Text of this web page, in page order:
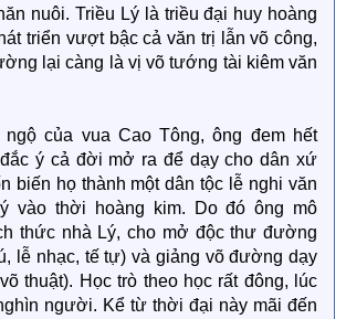
nuôi. Triều Lý là triều đại huy hoàng
triển vượt bậc cả văn trị lẫn võ công,
lại càng là vị võ tướng tài kiêm văn
của vua Cao Tông, ông đem hết
ý cả đời mở ra để dạy cho dân xứ
biến họ thành một dân tộc lễ nghi văn
vào thời hoàng kim. Do đó ông mô
thức nhà Lý, cho mở độc thư đường
lễ nhạc, tế tự) và giảng võ đường dạy
thuật). Học trò theo học rất đông, lúc
người. Kể từ thời đại này mãi đến